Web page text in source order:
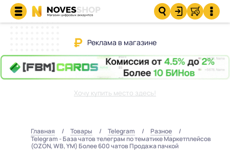
Реклама в магазине
Хочу купить место здесь!
Главная Товары Telegram
Разное
Telegram - База чатов телеграм по тематике Маркетплейсов
(OZON, WB, YM) Более 600 чатов Продажа пачкой